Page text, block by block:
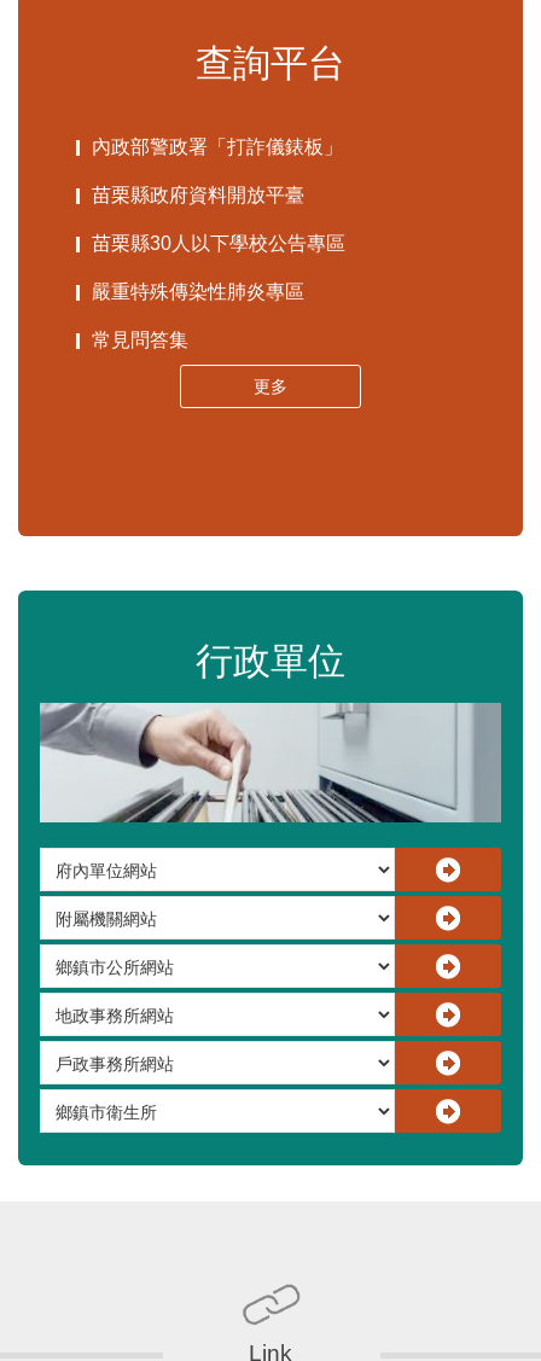
查詢平台
內政部警政署「打詐儀錶板」
苗栗縣政府資料開放平臺
苗栗縣30人以下學校公告專區
嚴重特殊傳染性肺炎專區
常見問答集
更多
行政單位